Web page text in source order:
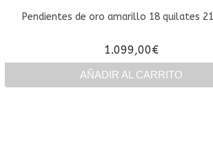
Pendientes de oro amarillo 18 quilates
1.099,00€
AÑADIR AL CARRITO